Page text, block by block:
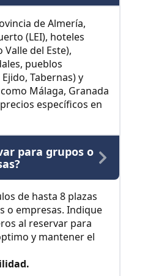
de Almería,
(LEI), hoteles
Valle del Este),
pueblos
Tabernas) y
Málaga, Granada
específicos en
para grupos o
de hasta 8 plazas
o empresas. Indique
al reservar para
y mantener el